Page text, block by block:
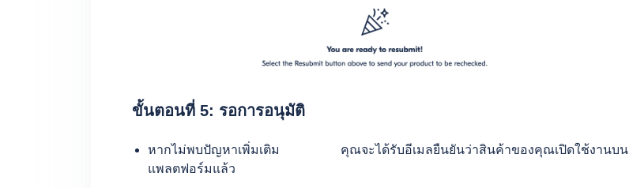
ขั้นตอนที่ 5: รอการอนุมัติ
หากไม่พบปัญหาเพิ่มเติม คุณจะได้รับอีเมลยืนยันว่าสินค้าของคุณเปิดใช้งานบน
แพลตฟอร์มแล้ว